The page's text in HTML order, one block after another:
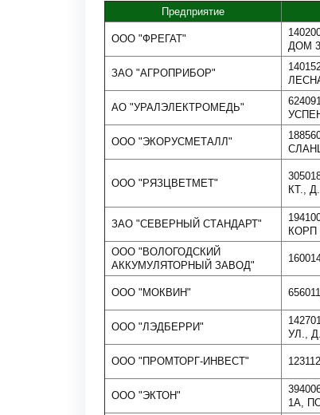
Предприятие
ООО "ФРЕГАТ"
ДОМ
ЗАО "АГРОПРИБОР"
АО "УРАЛЭЛЕКТРОМЕДЬ"
ООО "ЭКОРУСМЕТАЛЛ"
ООО "РЯЗЦВЕТМЕТ"
КТ.,
ЗАО "СЕВЕРНЫЙ СТАНДАРТ"
КОРП
ООО "ВОЛОГОДСКИЙ
АККУМУЛЯТОРНЫЙ ЗАВОД"
ООО "МОКВИН"
ООО "ЛЭДБЕРРИ"
УЛ.,
ООО "ПРОМТОРГ-ИНВЕСТ"
ООО "ЭКТОН"
1А,